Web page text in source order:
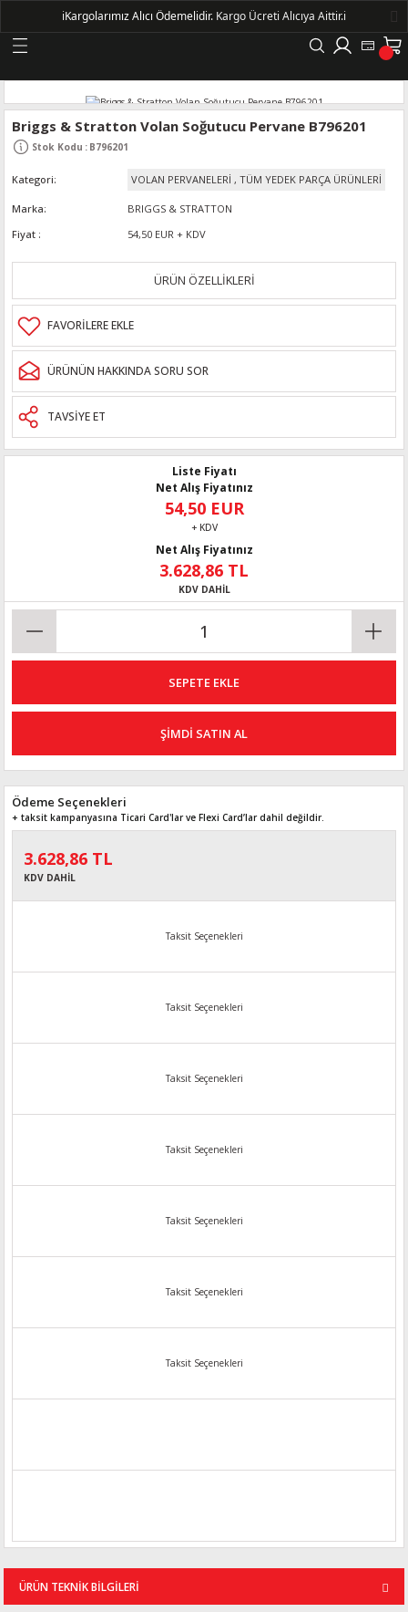
Geri Dön
Briggs & Stratton Volan Soğutucu Pervane B796201
Stok Kodu : B796201
Kategori VOLAN PERVANELERİ , TÜM YEDEK PARÇA ÜRÜNLERİ
Marka
BRIGGS & STRATTON
Fiyat
54,50 EUR + KDV
ÜRÜN ÖZELLİKLERİ
ÜRÜNÜN HAKKINDA SORU SOR
TAVSİYE ET
Liste Fiyatı
Net Alış Fiyatınız
54,50 EUR
+ KDV
Net Alış Fiyatınız
3.628,86 TL
KDV DAHİL
SEPETE EKLE
ŞİMDİ SATIN AL
Ödeme Seçenekleri
+ taksit kampanyasına Ticari Card'lar ve Flexi Card’lar dahil değildir.
3.628,86 TL
KDV DAHİL
Taksit Seçenekleri
Taksit Seçenekleri
Taksit Seçenekleri
Taksit Seçenekleri
Taksit Seçenekleri
Taksit Seçenekleri
Taksit Seçenekleri
ÜRÜN TEKNİK BİLGİLERİ
ℹ️Kargolarımız Alıcı Ödemelidir. Kargo Ücreti Alıcıya Aittir.ℹ️